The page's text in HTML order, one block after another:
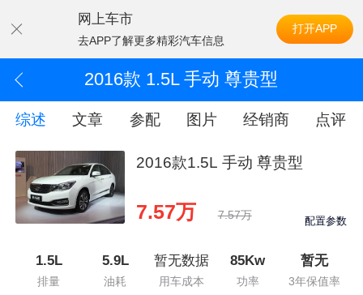
网上车市
去APP了解更多精彩汽车信息
打开APP
2016款 1.5L 手动 尊贵型
综述 文章 参配 图片 经销商 点评
2016款1.5L 手动 尊贵型
7.57万 7.57万 配置参数
1.5L
排量
5.9L
油耗
暂无数据
用车成本
85Kw
功率
暂无
3年保值率